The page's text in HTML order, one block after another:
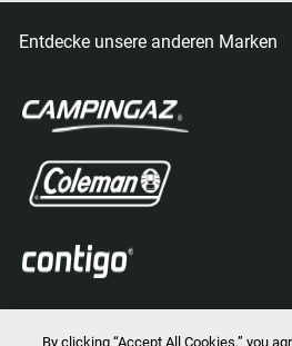
Entdecke unsere anderen Marken
By clicking “Accept All Cookies,” you